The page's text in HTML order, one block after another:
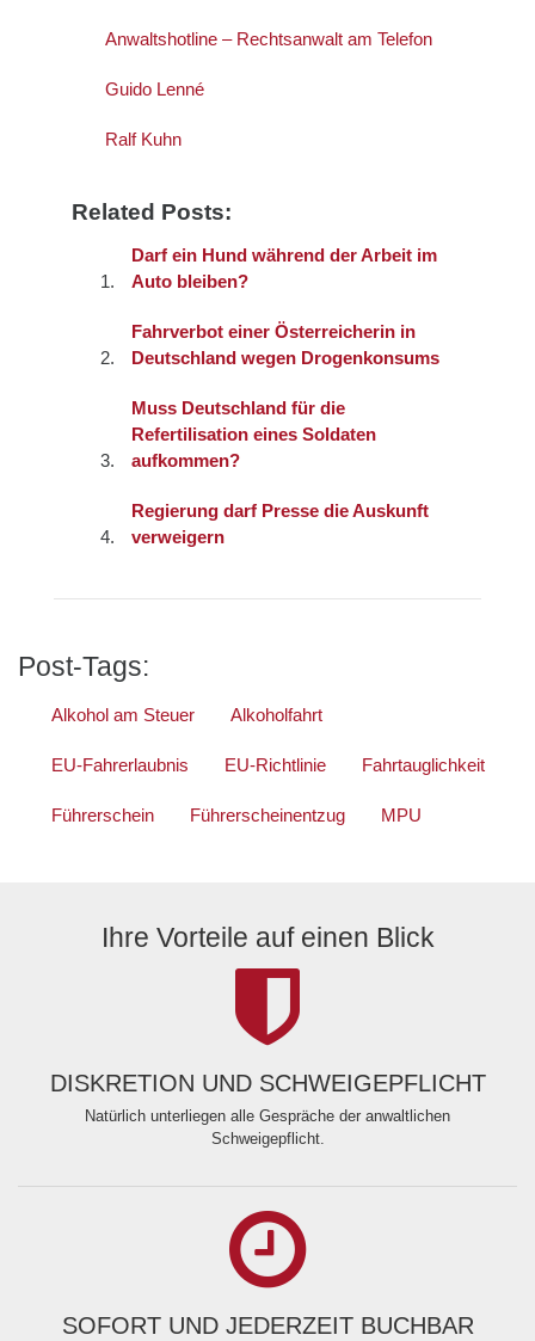
Anwaltshotline – Rechtsanwalt am Telefon
Guido Lenné
Ralf Kuhn
Related Posts:
Darf ein Hund während der Arbeit im
Auto bleiben?
Fahrverbot einer Österreicherin in
Deutschland wegen Drogenkonsums
Muss Deutschland für die
Refertilisation eines Soldaten
aufkommen?
Regierung darf Presse die Auskunft
verweigern
Post-Tags:
Alkohol am Steuer Alkoholfahrt
EU-Fahrerlaubnis EU-Richtlinie Fahrtauglichkeit
Führerschein Führerscheinentzug MPU
Ihre Vorteile auf einen Blick
DISKRETION UND SCHWEIGEPFLICHT
Natürlich unterliegen alle Gespräche der anwaltlichen
Schweigepflicht.
SOFORT UND JEDERZEIT BUCHBAR